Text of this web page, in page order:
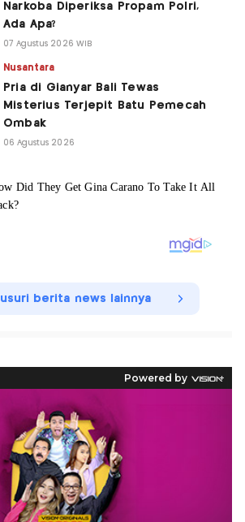
Narkoba Diperiksa Propam Polri,
Ada Apa?
07 Agustus 2026 WIB
Nusantara
Pria di Gianyar Bali Tewas
Misterius Terjepit Batu Pemecah
Ombak
06 Agustus 2026
berita news lainnya